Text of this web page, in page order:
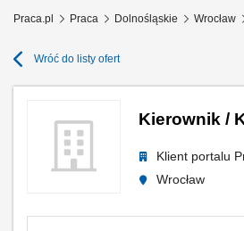
Praca.pl Praca Dolnośląskie Wrocław
Wróć do listy ofert
Kierownik /
Klient portalu
Wrocław